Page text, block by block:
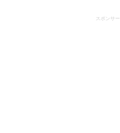
スポンサ